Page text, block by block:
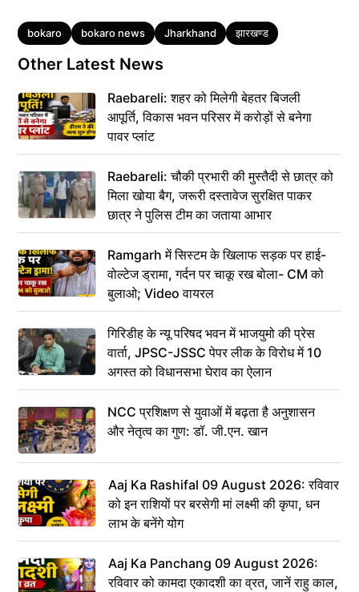
Tags
bokaro bokaro news Jharkhand झारखण्ड
Other Latest News
Raebareli: शहर को मिलेगी बेहतर बिजली
आपूर्ति, विकास भवन परिसर में करोड़ों से बनेगा
पावर प्लांट
Raebareli: चौकी प्रभारी की मुस्तैदी से छात्र को
मिला खोया बैग, जरूरी दस्तावेज सुरक्षित पाकर
छात्र ने पुलिस टीम का जताया आभार
Ramgarh में सिस्टम के खिलाफ सड़क पर हाई-
वोल्टेज ड्रामा, गर्दन पर चाकू रख बोला- CM को
बुलाओ; Video वायरल
गिरिडीह के न्यू परिषद भवन में भाजयुमो की प्रेस
वार्ता, JPSC-JSSC पेपर लीक के विरोध में 10
अगस्त को विधानसभा घेराव का ऐलान
NCC प्रशिक्षण से युवाओं में बढ़ता है अनुशासन
और नेतृत्व का गुण: डॉ. जी.एन. खान
Aaj Ka Rashifal 09 August 2026: रविवार
को इन राशियों पर बरसेगी मां लक्ष्मी की कृपा, धन
लाभ के बनेंगे योग
Aaj Ka Panchang 09 August 2026:
रविवार को कामदा एकादशी का व्रत, जानें राहु काल,